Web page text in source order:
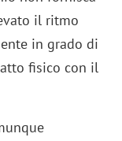
il ritmo
in grado di
fisico con il